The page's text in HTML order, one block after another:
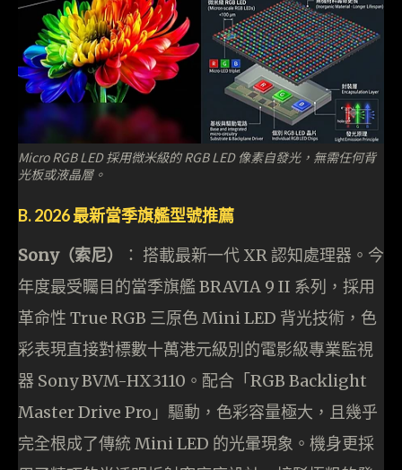
Micro RGB LED 採用微米級的 RGB LED 像素自發光，無需任何背
光板或液晶層。
B. 2026 最新當季旗艦型號推薦
Sony（索尼）
： 搭載最新一代 XR 認知處理器。今
年度最受矚目的當季旗艦 BRAVIA 9 II 系列，採用
革命性 True RGB 三原色 Mini LED 背光技術，色
彩表現直接對標數十萬港元級別的電影級專業監視
器 Sony BVM-HX3110。配合「RGB Backlight
Master Drive Pro」驅動，色彩容量極大，且幾乎
完全根成了傳統 Mini LED 的光暈現象。機身更採